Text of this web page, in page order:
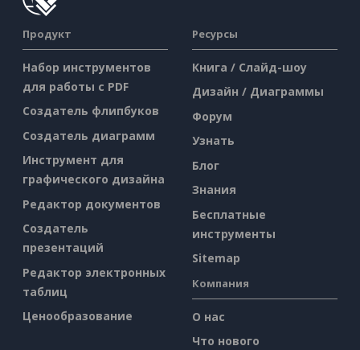
Продукт
Набор инструментов
для работы с PDF
Создатель флипбуков
Создатель диаграмм
Инструмент для
графического дизайна
Редактор документов
Создатель
презентаций
Редактор электронных
таблиц
Ценообразование
Ресурсы
Книга / Слайд-шоу
Дизайн / Диаграммы
Форум
Узнать
Блог
Знания
Бесплатные
инструменты
Sitemap
Компания
О нас
Что нового